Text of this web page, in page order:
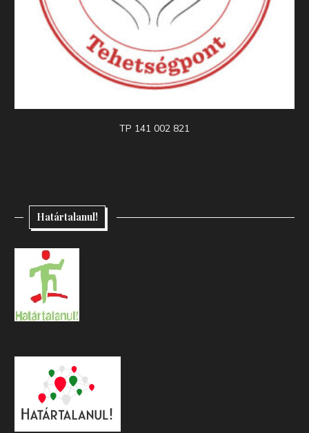
TP 141 002 821
Határtalanul!